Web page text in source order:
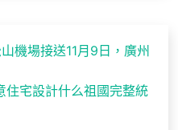
機場接送11月9日，廣州
住宅設計什么祖國完整統